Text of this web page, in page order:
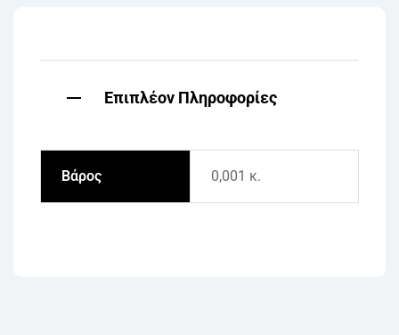
Επιπλέον Πληροφορίες
Βάρος 0,001 κ.